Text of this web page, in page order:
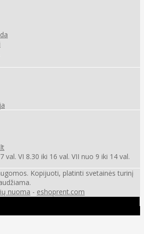
val. VI 8.30 iki 16 val. VII nuo 9 iki 14 val.
Kopijuoti, platinti svetainės turinį
nuoma - eshoprent.com